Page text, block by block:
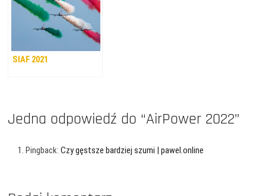
SIAF 2021
Jedna odpowiedź do “AirPower 2022”
Pingback:Czy gęstsze bardziej szumi | pawel.online